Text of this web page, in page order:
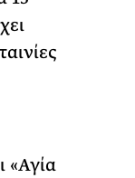
«Αγία